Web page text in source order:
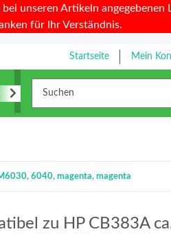
unseren Artikeln angegebenen
für Ihr Verständnis.
Startseite Mein
Toner
6040, magenta, magenta
zu HP CB383A